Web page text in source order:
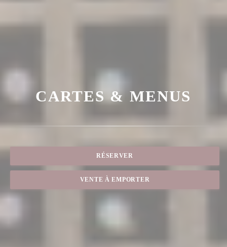
CARTES & MENUS
RÉSERVER
VENTE À EMPORTER